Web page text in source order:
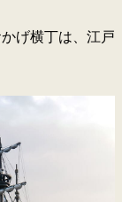
げ横丁は、江戸